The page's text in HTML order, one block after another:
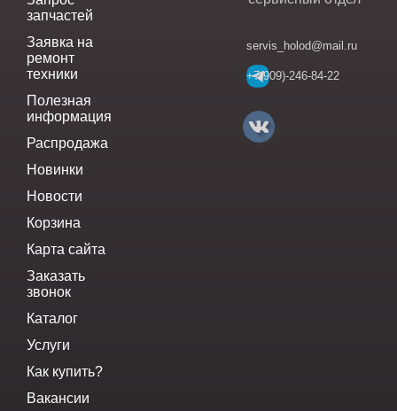
запчастей
Заявка на
ремонт
техники
Полезная
информация
Распродажа
Новинки
Новости
Корзина
Карта сайта
Заказать
звонок
Каталог
Услуги
Как купить?
Вакансии
servis_holod@mail.ru
+7(909)-246-84-22